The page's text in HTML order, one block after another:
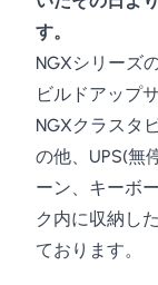
す。
NGXシリーズ
ビルドアップ
NGXクラスタ
の他、UPS(無
ーン、キーボ
ク内に収納し
ております。